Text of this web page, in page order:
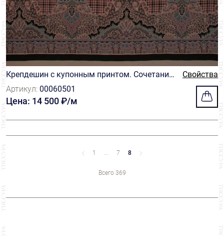
Крепдешин с купонным принтом. Сочетание
узора «гусиная лапка» и орнамента с элеме
нтами пейсли в коричнево-розовой гамме
Свойства
Артикул: 00060501
Цена: 14 500 ₽/м
1 ... 7 8
Всего 369